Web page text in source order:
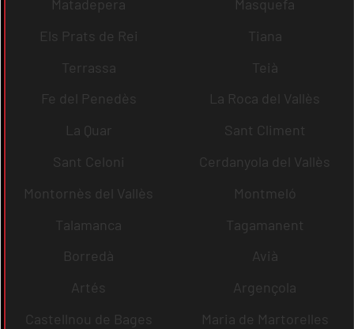
Matadepera
Masquefa
Els Prats de Rei
Tiana
Terrassa
Teià
Fe del Penedès
La Roca del Vallès
La Quar
Sant Climent
Sant Celoni
Cerdanyola del Vallès
Montornès del Vallès
Montmeló
Talamanca
Tagamanent
Borredà
Avià
Artés
Argençola
Castellnou de Bages
Maria de Martorelles